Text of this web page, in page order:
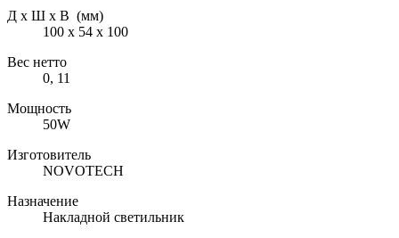
Д х Ш х В (мм)
100 х 54 х 100
Вес нетто
0, 11
Мощность
50W
Изготовитель
NOVOTECH
Назначение
Накладной светильник